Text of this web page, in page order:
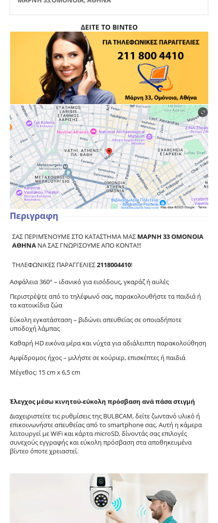
ΔΕΙΤΕ ΤΟ ΒΙΝΤΕΟ
Περιγραφη
ΣΑΣ ΠΕΡΙΜΈΝΟΥΜΕ ΣΤΟ ΚΑΤΑΣΤΗΜΑ ΜΑΣ ΜΑΡΝΗ 33 ΟΜΟΝΟΙΑ
ΑΘΗΝΑ ΝΑ ΣΑΣ ΓΝΩΡΙΣΟΥΜΕ ΑΠΟ ΚΟΝΤΑ!!!
ΤΗΛΕΦΩΝΙΚΕΣ ΠΑΡΑΓΓΕΛΙΕΣ2118004410!
Ασφάλεια 360° – ιδανικό για εισόδους, γκαράζ ή αυλές
Περιστρέψτε από το τηλέφωνό σας, παρακολουθήστε τα παιδιά ή
τα κατοικίδια ζώα
Εύκολη εγκατάσταση – βιδώνει απευθείας σε οποιαδήποτε
υποδοχή λάμπας
Καθαρή HD εικόνα μέρα και νύχτα για αδιάλειπτη παρακολούθηση
Αμφίδρομος ήχος – μιλήστε σε κούριερ, επισκέπτες ή παιδιά
Μέγεθος: 15 cm x 6,5 cm
Έλεγχος μέσω κινητού-εύκολη πρόσβαση ανά πάσα στιγμή
Διαχειριστείτε τις ρυθμίσεις της BULBCAM, δείτε ζωντανό υλικό ή
επικοινωνήστε απευθείας από το smartphone σας. Αυτή η κάμερα
λειτουργεί με WiFi και κάρτα microSD, δίνοντάς σας επιλογές
συνεχούς εγγραφής και εύκολη πρόσβαση στα αποθηκευμένα
βίντεο όποτε χρειαστεί.